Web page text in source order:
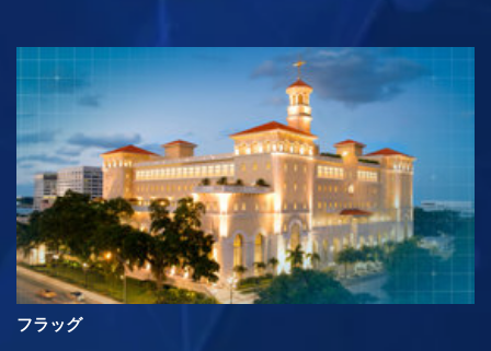
フラッグ